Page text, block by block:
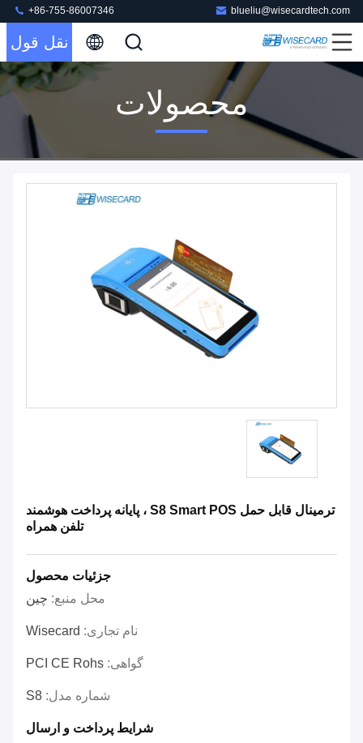
blueliu@wisecardtech.com
+86-755-86007346
نقل قول
محصولات
ترمینال قابل حمل S8 Smart POS ، پایانه پرداخت هوشمند
تلفن همراه
جزئیات محصول
محل منبع: چین
نام تجاری: Wisecard
گواهی: PCI CE Rohs
شماره مدل: S8
شرایط پرداخت و ارسال